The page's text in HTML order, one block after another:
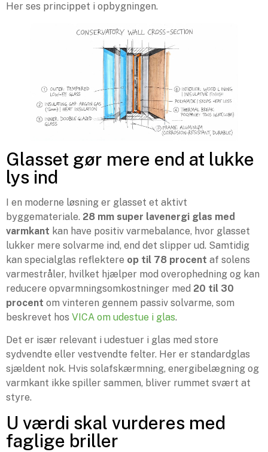
Her ses princippet i opbygningen.
Glasset gør mere end at lukke
lys ind
I en moderne løsning er glasset et aktivt
byggemateriale. 28 mm super lavenergi glas med
varmkant kan have positiv varmebalance, hvor glasset
lukker mere solvarme ind, end det slipper ud. Samtidig
kan specialglas reflektere op til 78 procent af solens
varmestråler, hvilket hjælper mod overophedning og kan
reducere opvarmningsomkostninger med 20 til 30
procent om vinteren gennem passiv solvarme, som
beskrevet hos VICA om udestue i glas.
Det er især relevant i udestuer i glas med store
sydvendte eller vestvendte felter. Her er standardglas
sjældent nok. Hvis solafskærmning, energibelægning og
varmkant ikke spiller sammen, bliver rummet svært at
styre.
U værdi skal vurderes med
faglige briller